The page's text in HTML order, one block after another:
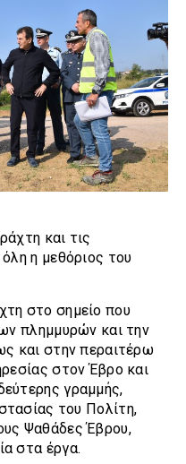
και τις
η μεθόριος του
στο σημείο που
πλημμυρών και την
και στην περαιτέρω
στον Έβρο και
γραμμής,
του Πολίτη,
Ψαθάδες Έβρου,
στα έργα.